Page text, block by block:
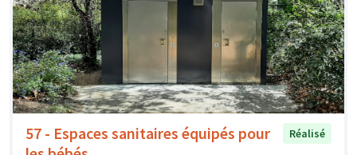
57 - Espaces sanitaires équipés pour
Réalisé